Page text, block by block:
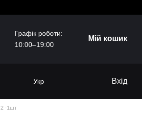
Графік роботи:
10:00–19:00
Мій кошик
Укр Вхід
2 -1шт